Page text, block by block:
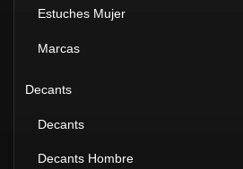
Estuches Mujer
Marcas
Decants
Decants
Decants Hombre